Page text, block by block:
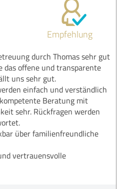
Empfehlung
durch Thomas sehr gut
das offene und transparente
uns sehr gut.
einfach und verständlich
Beratung mit
sehr. Rückfragen werden
über familienfreundliche
vertrauensvolle